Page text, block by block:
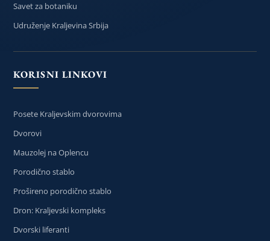
Savet za botaniku
Udruženje Kraljevina Srbija
KORISNI LINKOVI
Posete Kraljevskim dvorovima
Dvorovi
Mauzolej na Oplencu
Porodično stablo
Prošireno porodično stablo
Dron: Kraljevski kompleks
Dvorski liferanti